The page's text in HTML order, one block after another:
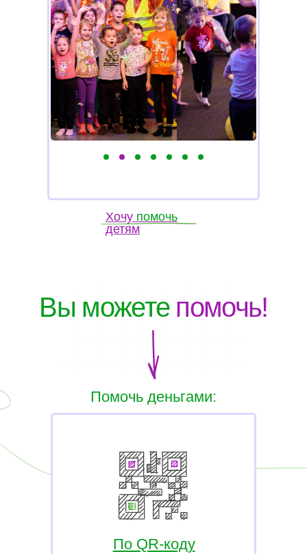
Хочу помочь
детям
Вы можетепомочь!
Помочь деньгами:
По QR-коду